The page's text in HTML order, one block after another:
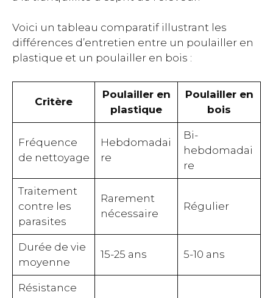
Voici un tableau comparatif illustrant les
différences d’entretien entre un poulailler en
plastique et un poulailler en bois :
Critère
Poulailler en
plastique
Poulailler en
bois
Fréquence
de nettoyage
Hebdomadai
re
Bi-
hebdomadai
re
Traitement
contre les
parasites
Rarement
nécessaire
Régulier
Durée de vie
moyenne
15-25 ans 5-10 ans
Résistance